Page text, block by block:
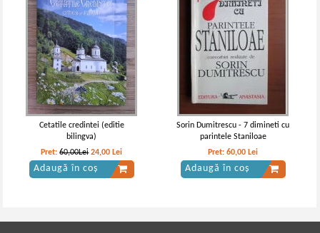
Cetatile credintei (editie
bilingva)
Pret:60,00Lei 24,00 Lei
Adaugă în coș
Sorin Dumitrescu - 7 dimineti cu
parintele Staniloae
Pret:60,00 Lei
Adaugă în coș